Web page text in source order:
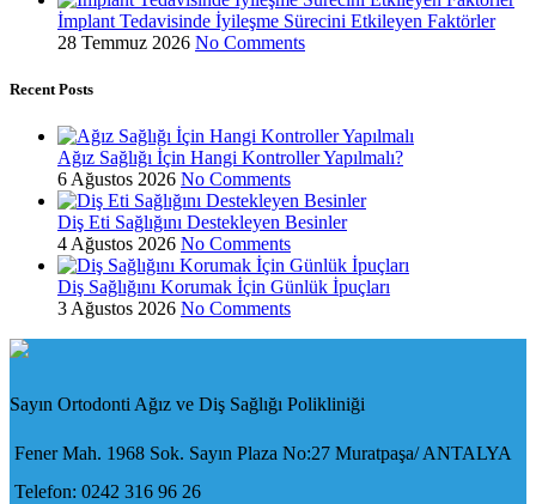
İmplant Tedavisinde İyileşme Sürecini Etkileyen Faktörler
28 Temmuz 2026 No Comments
Recent Posts
Ağız Sağlığı İçin Hangi Kontroller Yapılmalı?
6 Ağustos 2026 No Comments
Diş Eti Sağlığını Destekleyen Besinler
4 Ağustos 2026 No Comments
Diş Sağlığını Korumak İçin Günlük İpuçları
3 Ağustos 2026 No Comments
Sayın Ortodonti Ağız ve Diş Sağlığı Polikliniği
Fener Mah. 1968 Sok. Sayın Plaza No:27 Muratpaşa/ ANTALYA
Telefon: 0242 316 96 26